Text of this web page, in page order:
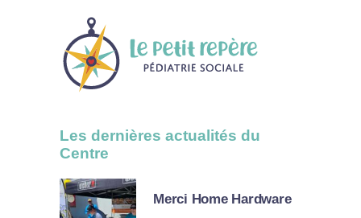
Les dernières actualités du
Centre
Merci Home Hardware